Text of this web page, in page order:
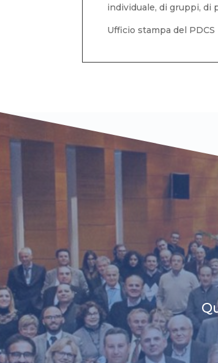
individuale, di gruppi, di
Ufficio stampa del PDCS